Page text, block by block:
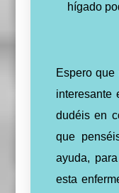
hígado
Espero
interesante
dudéis en
que
ayuda,
esta